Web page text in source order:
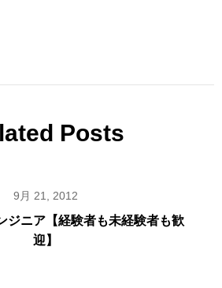
Posts
9月 21, 2012
ジニア【経験者も未経験者も歓
迎】